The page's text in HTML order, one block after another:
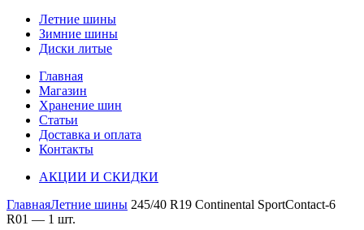
Летние шины
Зимние шины
Диски литые
Главная
Магазин
Хранение шин
Статьи
Доставка и оплата
Контакты
АКЦИИ И СКИДКИ
ГлавнаяЛетние шины 245/40 R19 Continental SportContact-6
R01 — 1 шт.